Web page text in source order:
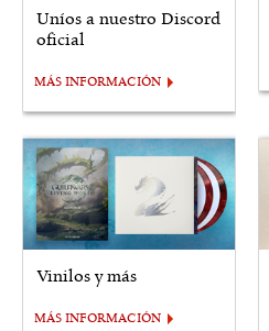
Uníos a nuestro Discord
oficial
MÁS INFORMACIÓN
Vinilos y más
MÁS INFORMACIÓN